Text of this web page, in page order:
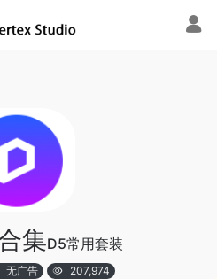
集D5常用套装
无广告 207,974